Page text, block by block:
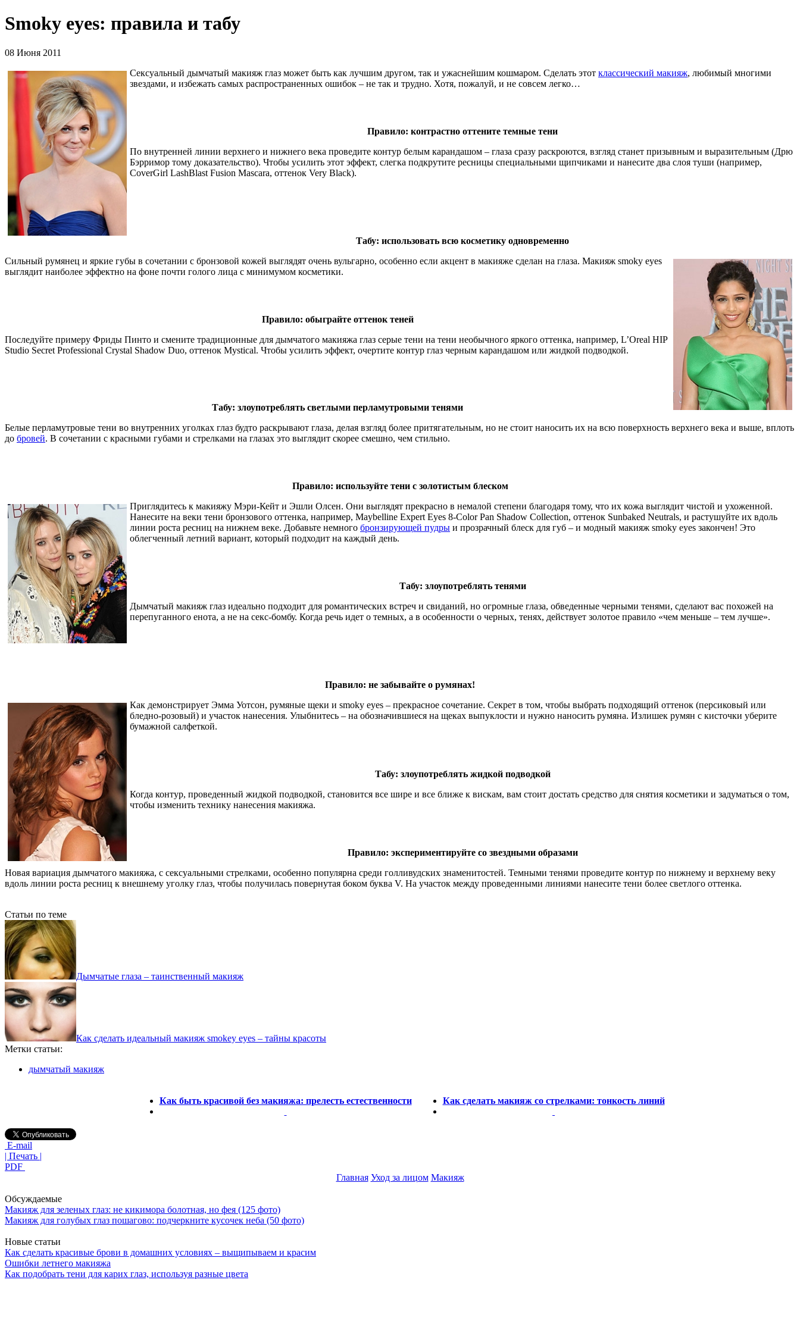
Smoky eyes: правила и табу
08 Июня 2011
Сексуальный дымчатый макияж глаз может быть как лучшим другом, так и ужаснейшим кошмаром. Сделать этот классический макияж, любимый многими
звездами, и избежать самых распространенных ошибок – не так и трудно. Хотя, пожалуй, и не совсем легко…
Правило: контрастно оттените темные тени
По внутренней линии верхнего и нижнего века проведите контур белым карандашом – глаза сразу раскроются, взгляд станет призывным и выразительным (Дрю
Бэрримор тому доказательство). Чтобы усилить этот эффект, слегка подкрутите ресницы специальными щипчиками и нанесите два слоя туши (например,
CoverGirl LashBlast Fusion Mascara, оттенок Very Black).
Табу: использовать всю косметику одновременно
Сильный румянец и яркие губы в сочетании с бронзовой кожей выглядят очень вульгарно, особенно если акцент в макияже сделан на глаза. Макияж smoky eyes
выглядит наиболее эффектно на фоне почти голого лица с минимумом косметики.
Правило: обыграйте оттенок теней
Последуйте примеру Фриды Пинто и смените традиционные для дымчатого макияжа глаз серые тени на тени необычного яркого оттенка, например, L’Oreal HIP
Studio Secret Professional Crystal Shadow Duo, оттенок Mystical. Чтобы усилить эффект, очертите контур глаз черным карандашом или жидкой подводкой.
Табу: злоупотреблять светлыми перламутровыми тенями
Белые перламутровые тени во внутренних уголках глаз будто раскрывают глаза, делая взгляд более притягательным, но не стоит наносить их на всю поверхность верхнего века и выше, вплоть
до бровей. В сочетании с красными губами и стрелками на глазах это выглядит скорее смешно, чем стильно.
Правило: используйте тени с золотистым блеском
Приглядитесь к макияжу Мэри-Кейт и Эшли Олсен. Они выглядят прекрасно в немалой степени благодаря тому, что их кожа выглядит чистой и ухоженной.
Нанесите на веки тени бронзового оттенка, например, Maybelline Expert Eyes 8-Color Pan Shadow Collection, оттенок Sunbaked Neutrals, и растушуйте их вдоль
линии роста ресниц на нижнем веке. Добавьте немного бронзирующей пудры и прозрачный блеск для губ – и модный макияж smoky eyes закончен! Это
облегченный летний вариант, который подходит на каждый день.
Табу: злоупотреблять тенями
Дымчатый макияж глаз идеально подходит для романтических встреч и свиданий, но огромные глаза, обведенные черными тенями, сделают вас похожей на
перепуганного енота, а не на секс-бомбу. Когда речь идет о темных, а в особенности о черных, тенях, действует золотое правило «чем меньше – тем лучше».
Правило: не забывайте о румянах!
Как демонстрирует Эмма Уотсон, румяные щеки и smoky eyes – прекрасное сочетание. Секрет в том, чтобы выбрать подходящий оттенок (персиковый или
бледно-розовый) и участок нанесения. Улыбнитесь – на обозначившиеся на щеках выпуклости и нужно наносить румяна. Излишек румян с кисточки уберите
бумажной салфеткой.
Табу: злоупотреблять жидкой подводкой
Когда контур, проведенный жидкой подводкой, становится все шире и все ближе к вискам, вам стоит достать средство для снятия косметики и задуматься о том,
чтобы изменить технику нанесения макияжа.
Правило: экспериментируйте со звездными образами
Новая вариация дымчатого макияжа, с сексуальными стрелками, особенно популярна среди голливудских знаменитостей. Темными тенями проведите контур по нижнему и верхнему веку
вдоль линии роста ресниц к внешнему уголку глаз, чтобы получилась повернутая боком буква V. На участок между проведенными линиями нанесите тени более светлого оттенка.
Статьи по теме
Дымчатые глаза – таинственный макияж
Как сделать идеальный макияж smokey eyes – тайны красоты
Метки статьи:
дымчатый макияж
Как быть красивой без макияжа: прелесть естественности Как сделать макияж со стрелками: тонкость линий
E-mail
| Печать |
PDF
Главная Уход за лицом Макияж
Обсуждаемые
Макияж для зеленых глаз: не кикимора болотная, но фея (125 фото)
Макияж для голубых глаз пошагово: подчеркните кусочек неба (50 фото)
Новые статьи
Как сделать красивые брови в домашних условиях – выщипываем и красим
Ошибки летнего макияжа
Как подобрать тени для карих глаз, используя разные цвета